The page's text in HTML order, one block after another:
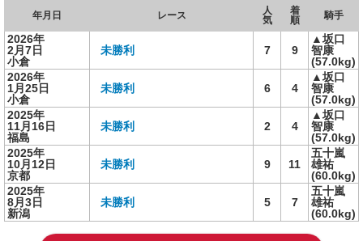
年月日 レース
人
気
着
順
騎手
2026年
2月7日
小倉
未勝利 7 9
▲坂口
智康
(57.0kg)
2026年
1月25日
小倉
未勝利 6 4
▲坂口
智康
(57.0kg)
2025年
11月16日
福島
未勝利 2 4
▲坂口
智康
(57.0kg)
2025年
10月12日
京都
未勝利 9 11
五十嵐
雄祐
(60.0kg)
2025年
8月3日
新潟
未勝利 5 7
五十嵐
雄祐
(60.0kg)